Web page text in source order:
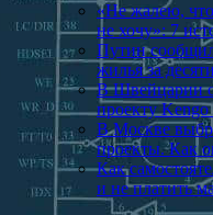
«Не жалею,
не хочу»: 7
Путин
жилья за
В Швейцарии
проекту
В Москве
проекты. Как
Как
и не платить